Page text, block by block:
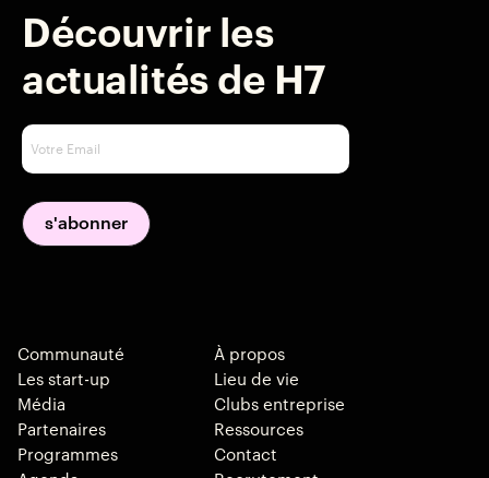
Découvrir les
actualités de H7
Communauté
Les start-up
Média
Partenaires
Programmes
À propos
Lieu de vie
Clubs entreprise
Ressources
Contact